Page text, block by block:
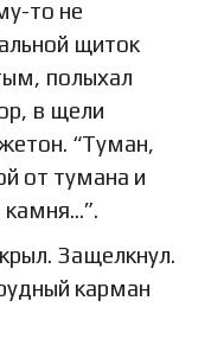
то не
щиток
полыхал
в щели
“Туман,
от тумана и
Защелкнул.
карман